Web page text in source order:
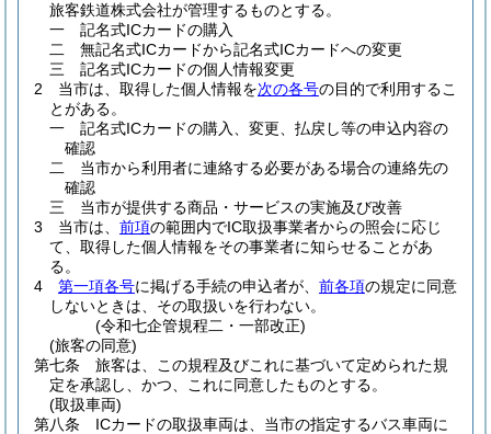
旅客鉄道株式会社が管理するものとする。
一
記名式ICカードの購入
二
無記名式ICカードから記名式ICカードへの変更
三
記名式ICカードの個人情報変更
2
当市は、取得した個人情報を次の各号の目的で利用するこ
とがある。
一
記名式ICカードの購入、変更、払戻し等の申込内容の
確認
二
当市から利用者に連絡する必要がある場合の連絡先の
確認
三
当市が提供する商品・サービスの実施及び改善
3
当市は、 前項の範囲内でIC取扱事業者からの照会に応じ
て、取得した個人情報をその事業者に知らせることがあ
る。
4
第一項各号に掲げる手続の申込者が、 前各項の規定に同意
しないときは、その取扱いを行わない。
(令和七企管規程二・一部改正)
(旅客の同意)
第七条
旅客は、この規程及びこれに基づいて定められた規
定を承認し、かつ、これに同意したものとする。
(取扱車両)
第八条
ICカードの取扱車両は、当市の指定するバス車両に